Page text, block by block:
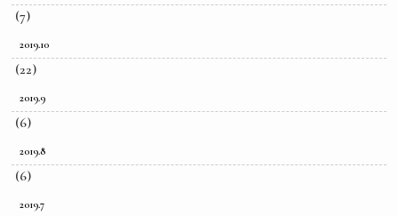
(7)
2019.10
(22)
2019.9
(6)
2019.8
(6)
2019.7